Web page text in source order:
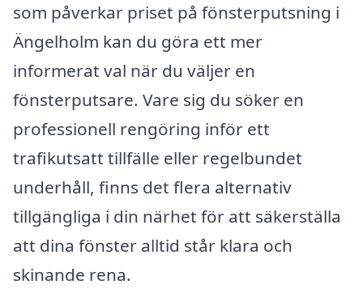
som påverkar priset på fönsterputsning i
Ängelholm kan du göra ett mer
informerat val när du väljer en
fönsterputsare. Vare sig du söker en
professionell rengöring inför ett
trafikutsatt tillfälle eller regelbundet
underhåll, finns det flera alternativ
tillgängliga i din närhet för att säkerställa
att dina fönster alltid står klara och
skinande rena.